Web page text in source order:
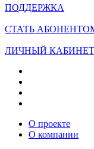
ПОДДЕРЖКА
СТАТЬ
ЛИЧНЫЙ КАБИНЕТ
О проекте
О компании